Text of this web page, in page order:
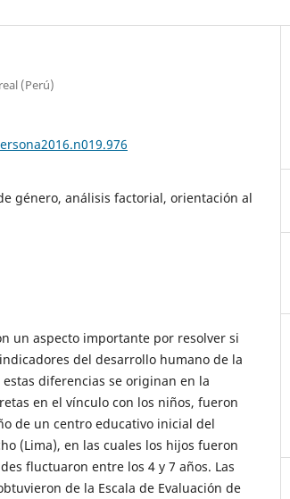
(Perú)
género, análisis factorial, orientación al
un aspecto importante por resolver si
del desarrollo humano de la
diferencias se originan en la
en el vínculo con los niños, fueron
de un centro educativo inicial del
(Lima), en las cuales los hijos fueron
fluctuaron entre los 4 y 7 años. Las
de la Escala de Evaluación de